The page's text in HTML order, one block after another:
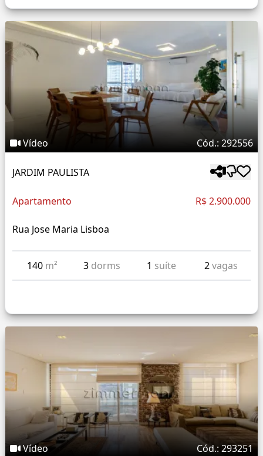
Vídeo Cód.: 292556
JARDIM PAULISTA
Apartamento R$ 2.900.000
Rua Jose Maria Lisboa
140 m² 3 dorms 1 suíte 2vagas
Vídeo Cód.: 293251